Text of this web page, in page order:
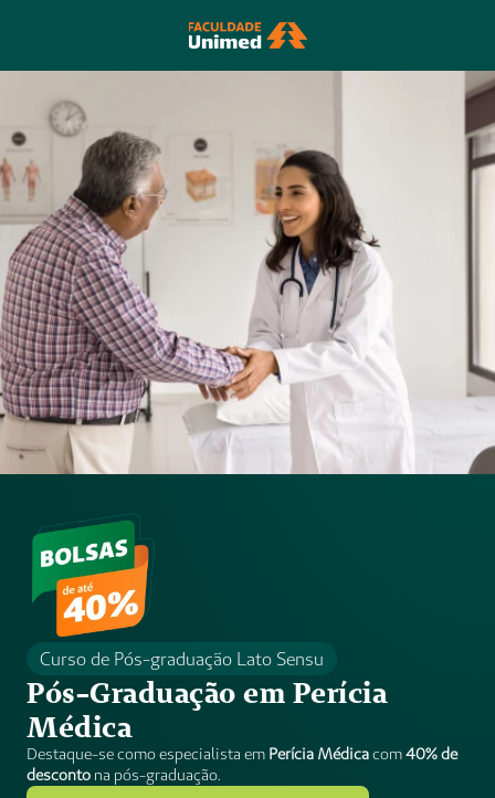
Curso de Pós-graduação Lato Sensu
Pós-Graduação em Perícia
Médica
Destaque-se como especialista em Perícia Médica com 40% de
desconto na pós-graduação.